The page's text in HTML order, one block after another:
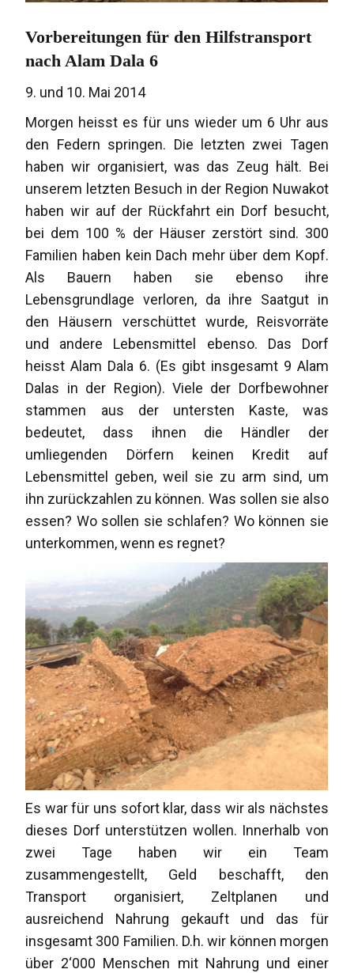
Vorbereitungen für den Hilfstransport
nach Alam Dala 6
9. und 10. Mai 2014
Morgen heisst es für uns wieder um 6 Uhr aus
den Federn springen. Die letzten zwei Tagen
haben wir organisiert, was das Zeug hält. Bei
unserem letzten Besuch in der Region Nuwakot
haben wir auf der Rückfahrt ein Dorf besucht,
bei dem 100 % der Häuser zerstört sind. 300
Familien haben kein Dach mehr über dem Kopf.
Als Bauern haben sie ebenso ihre
Lebensgrundlage verloren, da ihre Saatgut in
den Häusern verschüttet wurde, Reisvorräte
und andere Lebensmittel ebenso. Das Dorf
heisst Alam Dala 6. (Es gibt insgesamt 9 Alam
Dalas in der Region). Viele der Dorfbewohner
stammen aus der untersten Kaste, was
bedeutet, dass ihnen die Händler der
umliegenden Dörfern keinen Kredit auf
Lebensmittel geben, weil sie zu arm sind, um
ihn zurückzahlen zu können. Was sollen sie also
essen? Wo sollen sie schlafen? Wo können sie
unterkommen, wenn es regnet?
Es war für uns sofort klar, dass wir als nächstes
dieses Dorf unterstützen wollen. Innerhalb von
zwei Tage haben wir ein Team
zusammengestellt, Geld beschafft, den
Transport organisiert, Zeltplanen und
ausreichend Nahrung gekauft und das für
insgesamt 300 Familien. D.h. wir können morgen
über 2‘000 Menschen mit Nahrung und einer